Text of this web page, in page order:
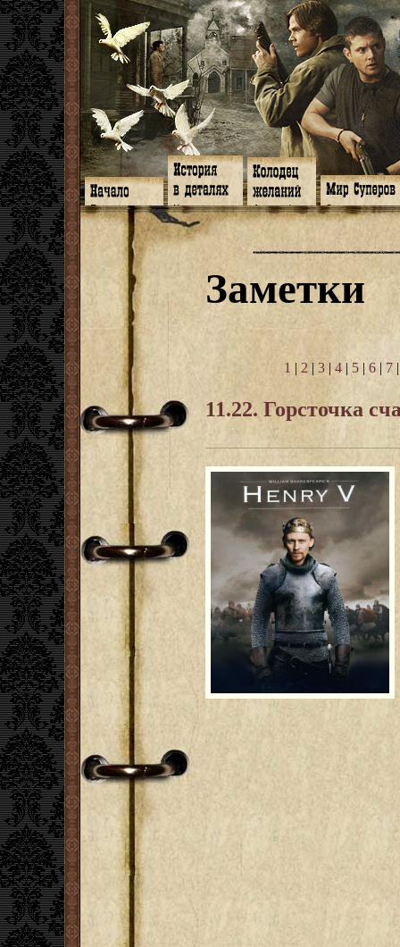
Главная
Программа
Форум
Facebook
Гостевая
Книги
Галереи
Музыка
Видео
Субтитры
Заметки
Мысли
Откровение
Арт-кафе
Игромания
Фанфики
Фанарт
Анекдоты
Передоз
Страшилки
Знакомство
Обитатели
Семейное
Дневник
СИЗО
Суперы от и
Заметки
1 | 2 | 3 | 4 | 5 | 6 | 7
11.22. Горсточка